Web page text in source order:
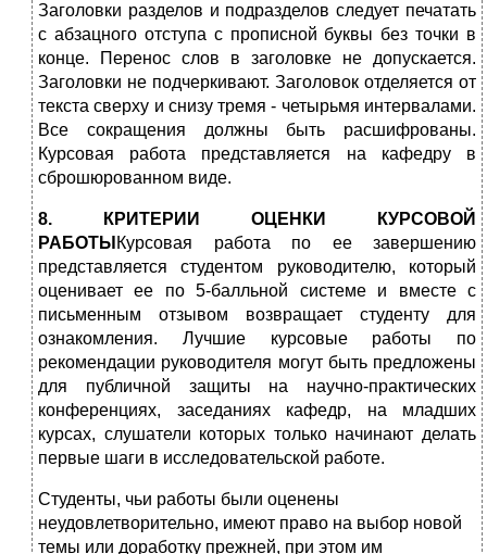
Заголовки разделов и подразделов следует печатать
с абзацного отступа с прописной буквы без точки в
конце. Перенос слов в заголовке не допускается.
Заголовки не подчеркивают. Заголовок отделяется от
текста сверху и снизу тремя - четырьмя интервалами.
Все сокращения должны быть расшифрованы.
Курсовая работа представляется на кафедру в
сброшюрованном виде.
8. КРИТЕРИИ ОЦЕНКИ КУРСОВОЙ
РАБОТЫ Курсовая работа по ее завершению
представляется студентом руководителю, который
оценивает ее по 5-балльной системе и вместе с
письменным отзывом возвращает студенту для
ознакомления. Лучшие курсовые работы по
рекомендации руководителя могут быть предложены
для публичной защиты на научно-практических
конференциях, заседаниях кафедр, на младших
курсах, слушатели которых только начинают делать
первые шаги в исследовательской работе.
Студенты, чьи работы были оценены
неудовлетворительно, имеют право на выбор новой
темы или доработку прежней, при этом им